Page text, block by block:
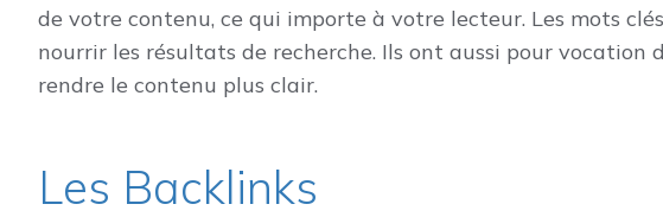
de votre contenu, ce qui importe à votre lecteur. Les mots
nourrir les résultats de recherche. Ils ont aussi pour
rendre le contenu plus clair.
Les Backlinks